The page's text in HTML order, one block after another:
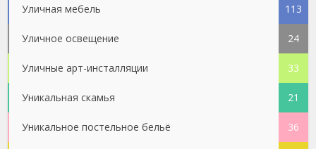
Уличная мебель 113
Уличное освещение 24
Уличные арт-инсталляции 33
Уникальная скамья 21
Уникальное постельное бельё 36